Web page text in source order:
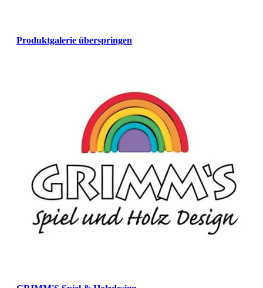
Produktgalerie überspringen